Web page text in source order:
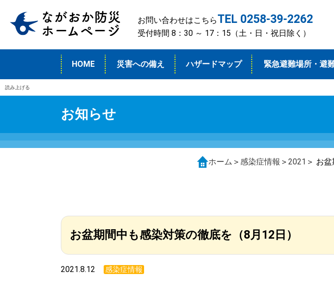
お問い合わせはこちらTEL 0258-39-2262
受付時間 8：30 ～ 17：15（土・日・祝日除く）
HOME 災害への備え ハザードマップ 緊急避難場所・避
読み上げる
お知らせ
ホーム ＞ 感染症情報 ＞ 2021 ＞ お
お盆期間中も感染対策の徹底を（8月12日）
2021.8.12 感染症情報